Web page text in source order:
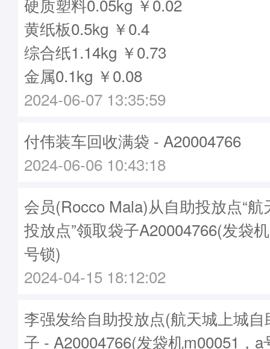
硬质塑料0.05kg ￥0.02
黄纸板0.5kg ￥0.4
综合纸1.14kg ￥0.73
金属0.1kg ￥0.08
2024-06-07 13:35:59
付伟装车回收满袋 - A20004766
2024-06-06 10:43:18
会员(Rocco Mala)从自助投放点“
投放点”领取袋子A20004766(发袋
号锁)
2024-04-15 18:12:02
李强发给自助投放点(航天城上城
子 - A20004766(发袋机m00051，a